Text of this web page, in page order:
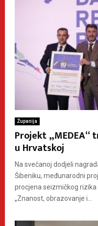
Županija
Projekt „MEDEA“
u Hrvatskoj
Na svečanoj dodjeli
Šibeniku, međunarodni
procjena seizmičkog
„Znanost, obrazovanje i...